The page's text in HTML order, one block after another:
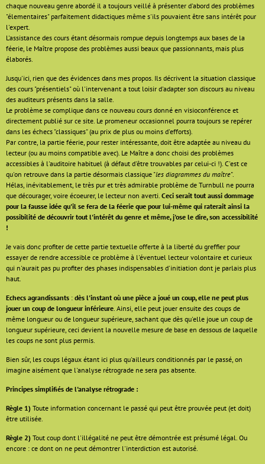
chaque nouveau genre abordé il a toujours veillé à présenter d'abord des problèmes
"élementaires" parfaitement didactiques même s'ils pouvaient être sans intérêt pour
l'expert.
L'assistance des cours étant désormais rompue depuis longtemps aux bases de la
féerie, le Maître propose des problèmes aussi beaux que passionnants, mais plus
élaborés.
Jusqu'ici, rien que des évidences dans mes propos. Ils décrivent la situation classique
des cours "présentiels" où l'intervenant a tout loisir d'adapter son discours au niveau
des auditeurs présents dans la salle.
Le problème se complique dans ce nouveau cours donné en visioconférence et
directement publié sur ce site. Le promeneur occasionnel pourra toujours se repérer
dans les échecs "classiques" (au prix de plus ou moins d'efforts).
Par contre, la partie féerie, pour rester intéressante, doit être adaptée au niveau du
lecteur (ou au moins compatible avec). Le Maître a donc choisi des problèmes
accessibles à l'auditoire habituel (à défaut d'être trouvables par celui-ci !). C'est ce
qu'on retrouve dans la partie désormais classique "les diagrammes du maître".
Hélas, inévitablement, le très pur et très admirable problème de Turnbull ne pourra
que décourager, voire écoeurer, le lecteur non averti. Ceci serait tout aussi dommage
pour la fausse idée qu'il se fera de la féerie que pour lui-même qui raterait ainsi la
possibilité de découvrir tout l'intérêt du genre et même, j'ose le dire, son accessibilité
!
Je vais donc profiter de cette partie textuelle offerte à la liberté du greffier pour
essayer de rendre accessible ce problème à l'éventuel lecteur volontaire et curieux
qui n'aurait pas pu profiter des phases indispensables d'initiation dont je parlais plus
haut.
Echecs agrandissants : dès l'instant où une pièce a joué un coup, elle ne peut plus
jouer un coup de longueur inférieure. Ainsi, elle peut jouer ensuite des coups de
même longueur ou de longueur supérieure, sachant que dès qu'elle joue un coup de
longueur supérieure, ceci devient la nouvelle mesure de base en dessous de laquelle
les coups ne sont plus permis.
Bien sûr, les coups légaux étant ici plus qu'ailleurs conditionnés par le passé, on
imagine aisément que l'analyse rétrograde ne sera pas absente.
Principes simplifiés de l'analyse rétrograde :
Règle 1) Toute information concernant le passé qui peut être prouvée peut (et doit)
être utilisée.
Règle 2) Tout coup dont l'illégalité ne peut être démontrée est présumé légal. Ou
encore : ce dont on ne peut démontrer l'interdiction est autorisé.